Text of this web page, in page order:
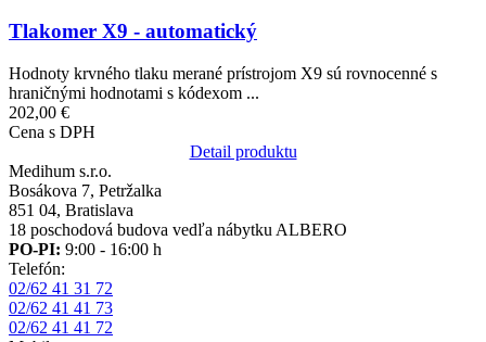
Tlakomer X9 - automatický
Hodnoty krvného tlaku merané prístrojom X9 sú rovnocenné s
hraničnými hodnotami s kódexom ...
202,00 €
Cena s DPH
Detail produktu
Medihum s.r.o.
Bosákova 7, Petržalka
851 04, Bratislava
18 poschodová budova vedľa nábytku ALBERO
PO-PI: 9:00 - 16:00 h
Telefón:
02/62 41 31 72
02/62 41 41 73
02/62 41 41 72